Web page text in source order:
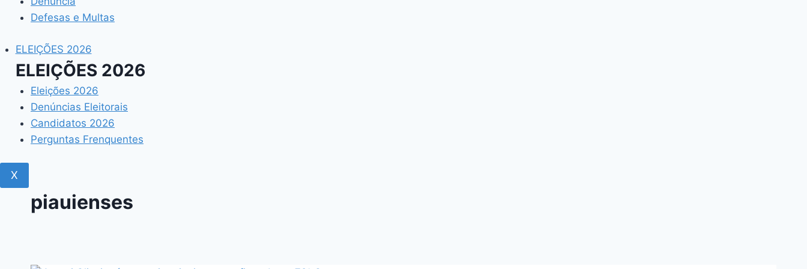
Defesas e Multas
ELEIÇÕES 2026
ELEIÇÕES 2026
Eleições 2026
Denúncias Eleitorais
Candidatos 2026
Perguntas Frenquentes
X
piauienses